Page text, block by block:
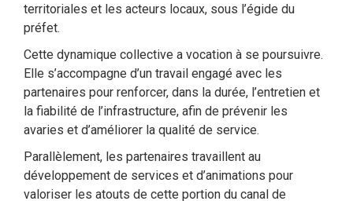
territoriales et les acteurs locaux, sous l’égide du
préfet.
Cette dynamique collective a vocation à se poursuivre.
Elle s’accompagne d’un travail engagé avec les
partenaires pour renforcer, dans la durée, l’entretien et
la fiabilité de l’infrastructure, afin de prévenir les
avaries et d’améliorer la qualité de service.
Parallèlement, les partenaires travaillent au
développement de services et d’animations pour
valoriser les atouts de cette portion du canal de